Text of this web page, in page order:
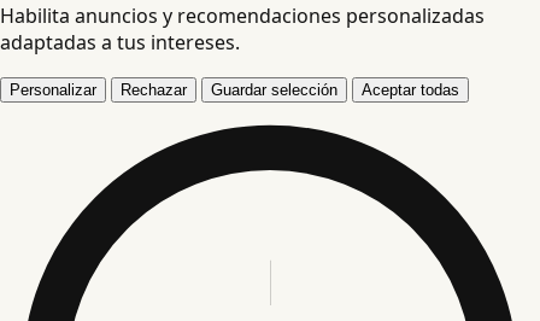
Habilita anuncios y recomendaciones personalizadas
adaptadas a tus intereses.
Personalizar Rechazar Guardar selección Aceptar todas